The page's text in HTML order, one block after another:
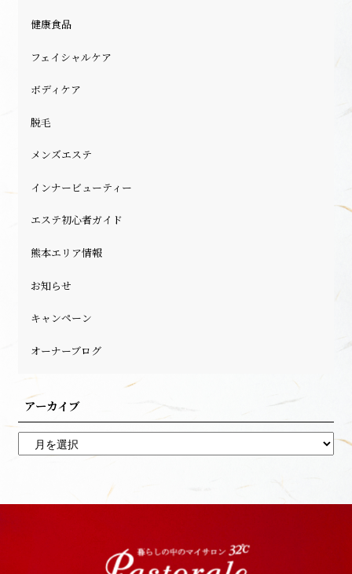
健康食品
フェイシャルケア
ボディケア
脱毛
メンズエステ
インナービューティー
エステ初心者ガイド
熊本エリア情報
お知らせ
キャンペーン
オーナーブログ
アーカイブ